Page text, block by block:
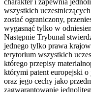
charakter i zapewnia
wszystkich
zostać ograniczony,
wygasnąć tylko w
Następnie Trybunał
jednego tylko prawa
terytorium wszystkich
którego przepisy
którymi patent europejski
oraz jego cechy jako
zagwarantowanie